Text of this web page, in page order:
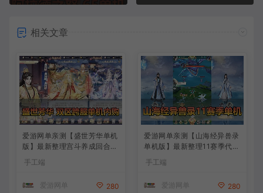
相关文章
爱游网单亲测【盛世芳华单机
版】最新整理宫斗养成回合抽
一键端视频教学+linux手工外
手工端
爱游网单 280
爱游网单亲测【山海经异兽录
单机版】最新整理11赛季代金
模拟器手游 解压一键端 视频
手工端
爱游网单 280